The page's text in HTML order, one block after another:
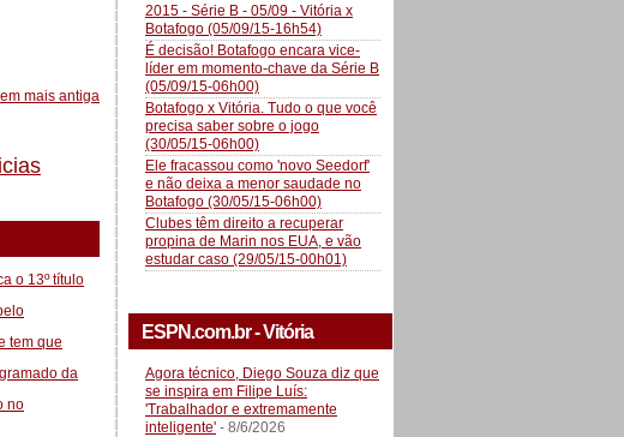
mais antiga
o 13º título
tem que
da
no
2015 - Série B - 05/09 - Vitória x
Botafogo (05/09/15-16h54)
É decisão! Botafogo encara vice-
líder em momento-chave da Série B
(05/09/15-06h00)
Botafogo x Vitória. Tudo o que você
precisa saber sobre o jogo
(30/05/15-06h00)
Ele fracassou como 'novo Seedorf'
e não deixa a menor saudade no
Botafogo (30/05/15-06h00)
Clubes têm direito a recuperar
propina de Marin nos EUA, e vão
estudar caso (29/05/15-00h01)
ESPN.com.br - Vitória
Agora técnico, Diego Souza diz que
se inspira em Filipe Luís:
'Trabalhador e extremamente
inteligente' - 8/6/2026